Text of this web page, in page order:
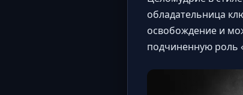
обладательница
освобождение и
подчиненную роль